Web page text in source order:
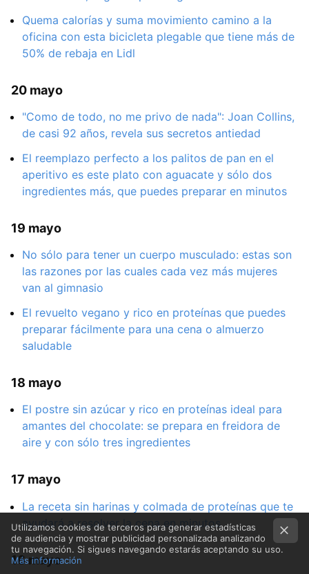
Quema calorías y suma movimiento camino a la
oficina con esta bicicleta plegable que tiene más de
50% de rebaja en Lidl
20 mayo
"Como de todo, no me privo de nada": Joan Collins,
de casi 92 años, revela sus secretos antiedad
El reemplazo perfecto a los palitos de pan en el
aperitivo es este plato con aguacate y sólo dos
ingredientes más, que puedes preparar en minutos
19 mayo
No sólo para tener un cuerpo musculado: estas son
las razones por las cuales cada vez más mujeres
van al gimnasio
El revuelto vegano y rico en proteínas que puedes
preparar fácilmente para una cena o almuerzo
saludable
18 mayo
El postre sin azúcar y rico en proteínas ideal para
amantes del chocolate: se prepara en freidora de
aire y con sólo tres ingredientes
17 mayo
La receta sin harinas y colmada de proteínas que te
ayudará a resolver la cena en minutos
16 mayo
Utilizamos cookies de terceros para generar estadísticas
de audiencia y mostrar publicidad personalizada analizando
tu navegación. Si sigues navegando estarás aceptando su uso.
Más información